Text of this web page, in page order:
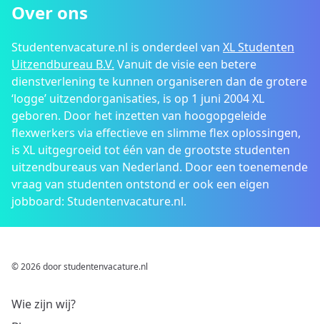
Over ons
Studentenvacature.nl is onderdeel van XL Studenten
Uitzendbureau B.V. Vanuit de visie een betere
dienstverlening te kunnen organiseren dan de grotere
‘logge’ uitzendorganisaties, is op 1 juni 2004 XL
geboren. Door het inzetten van hoogopgeleide
flexwerkers via effectieve en slimme flex oplossingen,
is XL uitgegroeid tot één van de grootste studenten
uitzendbureaus van Nederland. Door een toenemende
vraag van studenten ontstond er ook een eigen
jobboard: Studentenvacature.nl.
© 2026 door studentenvacature.nl
Wie zijn wij?